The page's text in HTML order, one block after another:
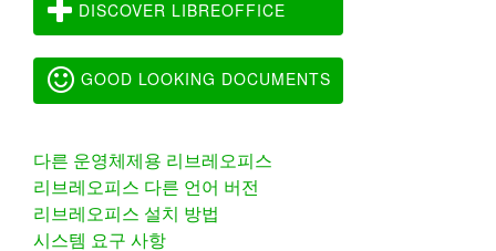
DISCOVER LIBREOFFICE
GOOD LOOKING DOCUMENTS
다른 운영체제용 리브레오피스
리브레오피스 다른 언어 버전
리브레오피스 설치 방법
시스템 요구 사항